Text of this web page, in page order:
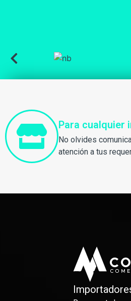
Para cualquier
No olvides
atención a tus